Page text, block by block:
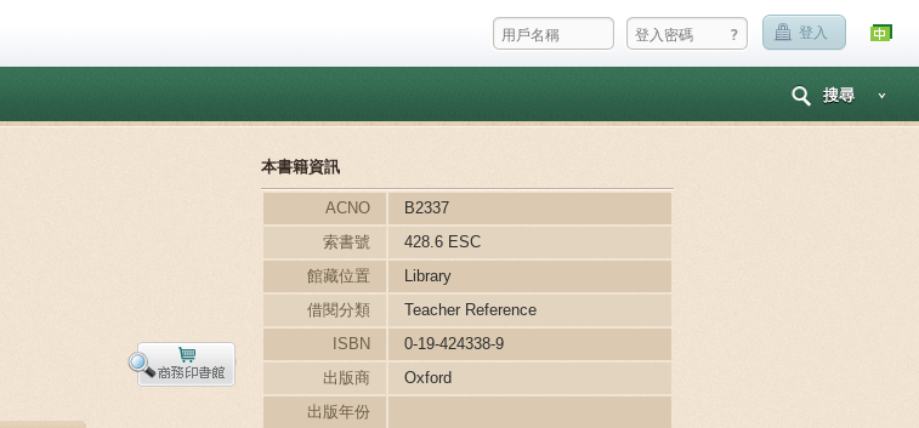
? 登入
搜尋
本書籍資訊
ACNO
B2337
索書號
428.6 ESC
館藏位置
Library
借閱分類
Teacher Reference
ISBN
0-19-424338-9
出版商
Oxford
出版年份